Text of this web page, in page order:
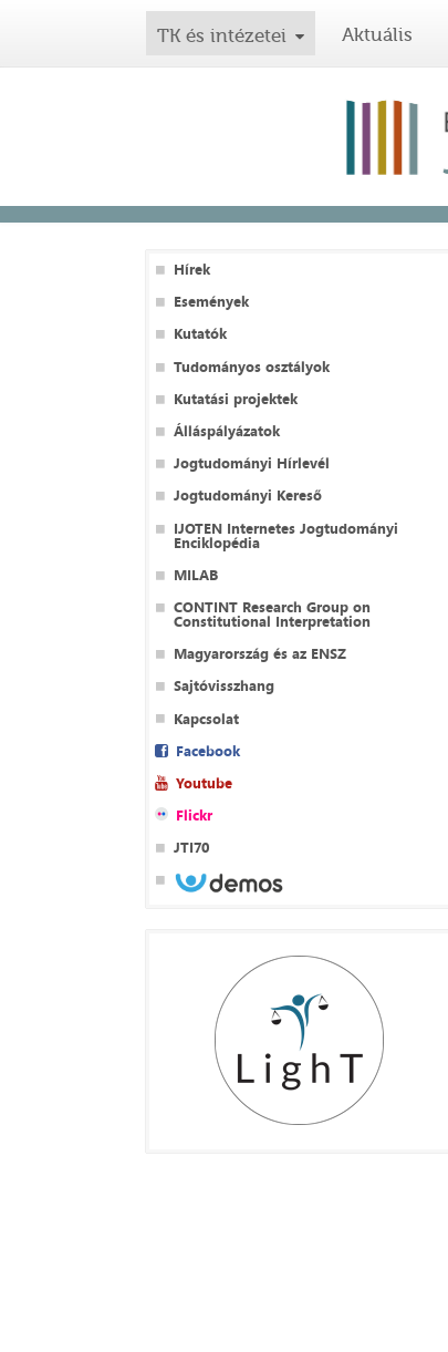
TK és intézetei Aktuális
Hírek
Események
Kutatók
Tudományos osztályok
Kutatási projektek
Álláspályázatok
Jogtudományi Hírlevél
Jogtudományi Kereső
IJOTEN Internetes Jogtudományi
Enciklopédia
MILAB
CONTINT Research Group on
Constitutional Interpretation
Magyarország és az ENSZ
Sajtóvisszhang
Kapcsolat
Facebook
Youtube
Flickr
JTI70